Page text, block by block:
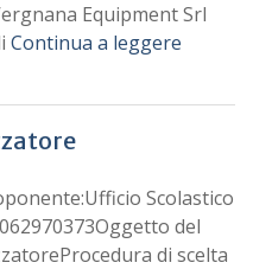
Equipment Srl
Continua a leggere
Scolastico
del
di scelta